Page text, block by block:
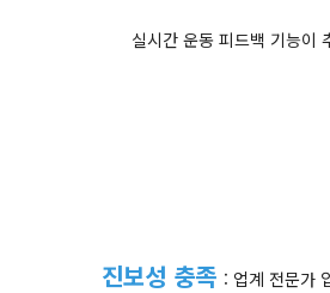
실시간 운동 피드백 기능이
진보성 충족 : ​업계 전문가